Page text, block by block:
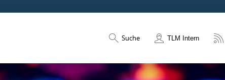
Suche TLM Intern